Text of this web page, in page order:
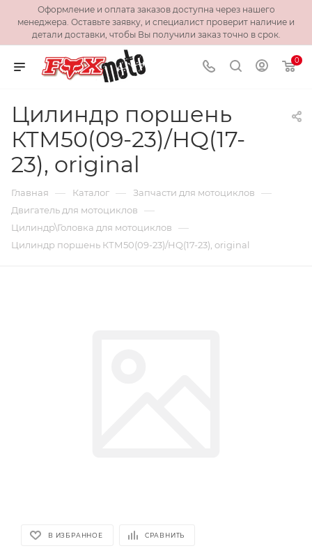
Оформление и оплата заказов доступна через нашего
менеджера. Оставьте заявку, и специалист проверит наличие и
детали доставки, чтобы Вы получили заказ точно в срок.
0
Цилиндр поршень
КТМ50(09-23)/HQ(17-
23), original
Главная — Каталог — Запчасти для мотоциклов —
Двигатель для мотоциклов —
Цилиндр\Головка для мотоциклов —
Цилиндр поршень КТМ50(09-23)/HQ(17-23), original
В ИЗБРАННОЕ СРАВНИТЬ